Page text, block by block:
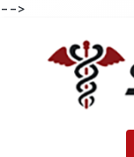
-->